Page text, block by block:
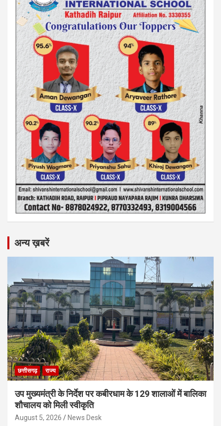
अन्य ख़बरें
छत्तीसगढ़ राज्य
उप मुख्यमंत्री के निर्देश पर कबीरधाम के 129 शालाओं में बालिका
शौचालय को मिली स्वीकृति
August 5, 2026 News Desk